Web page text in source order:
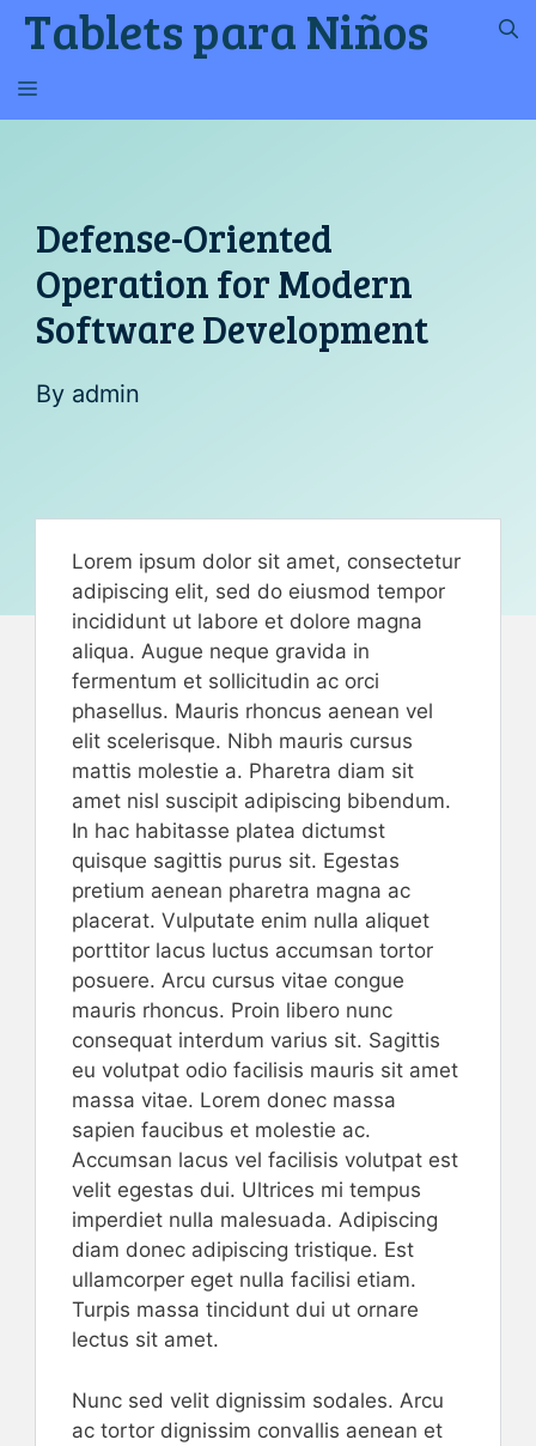
SaltarTablets para Niños
MENÚ
Defense-Oriented
Operation for Modern
Software Development
By admin
Lorem ipsum dolor sit amet, consectetur
adipiscing elit, sed do eiusmod tempor
incididunt ut labore et dolore magna
aliqua. Augue neque gravida in
fermentum et sollicitudin ac orci
phasellus. Mauris rhoncus aenean vel
elit scelerisque. Nibh mauris cursus
mattis molestie a. Pharetra diam sit
amet nisl suscipit adipiscing bibendum.
In hac habitasse platea dictumst
quisque sagittis purus sit. Egestas
pretium aenean pharetra magna ac
placerat. Vulputate enim nulla aliquet
porttitor lacus luctus accumsan tortor
posuere. Arcu cursus vitae congue
mauris rhoncus. Proin libero nunc
consequat interdum varius sit. Sagittis
eu volutpat odio facilisis mauris sit amet
massa vitae. Lorem donec massa
sapien faucibus et molestie ac.
Accumsan lacus vel facilisis volutpat est
velit egestas dui. Ultrices mi tempus
imperdiet nulla malesuada. Adipiscing
diam donec adipiscing tristique. Est
ullamcorper eget nulla facilisi etiam.
Turpis massa tincidunt dui ut ornare
lectus sit amet.
Nunc sed velit dignissim sodales. Arcu
ac tortor dignissim convallis aenean et